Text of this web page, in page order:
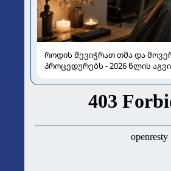
როდის შევიჭრათ თმა და
პროცედურებს - 2026 წლის